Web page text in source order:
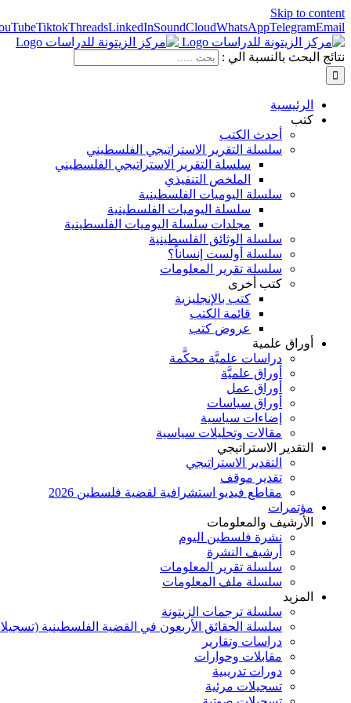
Skip to content
TiktokThreadsLinkedInSoundCloudWhatsAppTelegramEmail
نتائج البحث بالنسبة الي :
الرئيسية
كتب
أحدث الكتب
سلسلة التقرير الاستراتيجي الفلسطيني
سلسلة التقرير الاستراتيجي الفلسطيني
الملخص التنفيذي
سلسلة اليوميات الفلسطينية
سلسلة اليوميات الفلسطينية
مجلدات سلسلة اليوميات الفلسطينية
سلسلة الوثائق الفلسطينية
سلسلة أولست إنساناً؟
سلسلة تقرير المعلومات
كتب أخرى
كتب بالإنجليزية
قائمة الكتب
عروض كتب
أوراق علمية
دراسات علميَّة محكَّمة
أوراق علميَّة
أوراق عمل
أوراق سياسات
إضاءات سياسية
مقالات وتحليلات سياسية
التقدير الاستراتيجي
التقدير الاستراتيجي
تقدير موقف
مقاطع فيديو استشرافية لقضية فلسطين 2026
مؤتمرات
الأرشيف والمعلومات
نشرة فلسطين اليوم
أرشيف النشرة
سلسلة تقرير المعلومات
سلسلة ملف المعلومات
المزيد
سلسلة ترجمات الزيتونة
سلسلة الحقائق الأربعون في القضية الفلسطينية
دراسات وتقارير
مقابلات وحوارات
دورات تدريبية
تسجيلات مرئية